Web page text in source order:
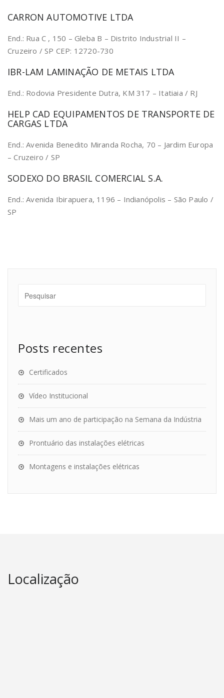
CARRON AUTOMOTIVE LTDA
End.: Rua C , 150 – Gleba B – Distrito Industrial II –
Cruzeiro / SP CEP: 12720-730
IBR-LAM LAMINAÇÃO DE METAIS LTDA
End.: Rodovia Presidente Dutra, KM 317 – Itatiaia / RJ
HELP CAD EQUIPAMENTOS DE TRANSPORTE DE
CARGAS LTDA
End.: Avenida Benedito Miranda Rocha, 70 – Jardim Europa
– Cruzeiro / SP
SODEXO DO BRASIL COMERCIAL S.A.
End.: Avenida Ibirapuera, 1196 – Indianópolis – São Paulo /
SP
Posts recentes
Certificados
Vídeo Institucional
Mais um ano de participação na Semana da Indústria
Prontuário das instalações elétricas
Montagens e instalações elétricas
Localização